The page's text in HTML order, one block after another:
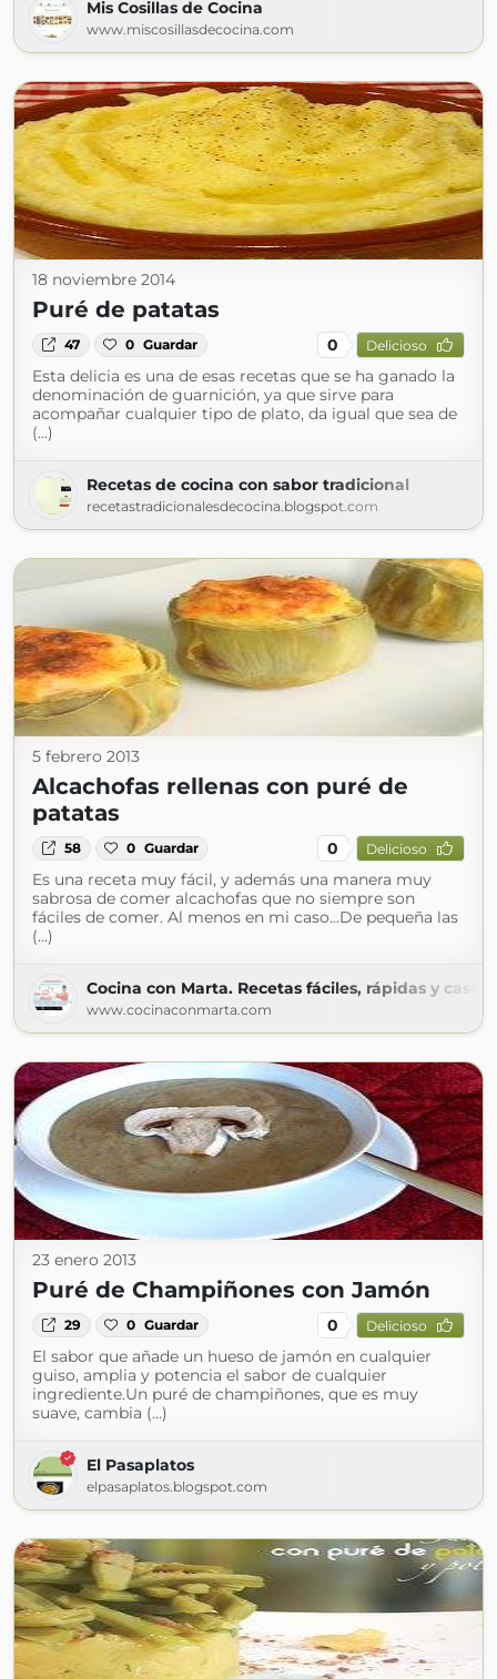
Mis Cosillas de Cocina
www.miscosillasdecocina.com
18 noviembre 2014
Puré de patatas
47 0 Guardar 0 Delicioso
Esta delicia es una de esas recetas que se ha ganado la
denominación de guarnición, ya que sirve para
acompañar cualquier tipo de plato, da igual que sea de
(...)
Recetas de cocina con sabor tradicional
recetastradicionalesdecocina.blogspot.com
5 febrero 2013
Alcachofas rellenas con puré de
patatas
58 0 Guardar 0 Delicioso
Es una receta muy fácil, y además una manera muy
sabrosa de comer alcachofas que no siempre son
fáciles de comer. Al menos en mi caso...De pequeña las
(...)
Cocina con Marta. Recetas fáciles, rápidas y
www.cocinaconmarta.com
23 enero 2013
Puré de Champiñones con Jamón
29 0 Guardar 0 Delicioso
El sabor que añade un hueso de jamón en cualquier
guiso, amplia y potencia el sabor de cualquier
ingrediente.Un puré de champiñones, que es muy
suave, cambia (...)
El Pasaplatos
elpasaplatos.blogspot.com